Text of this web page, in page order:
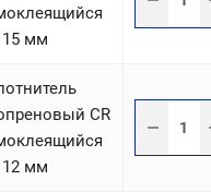
15 мм
CR
12 мм